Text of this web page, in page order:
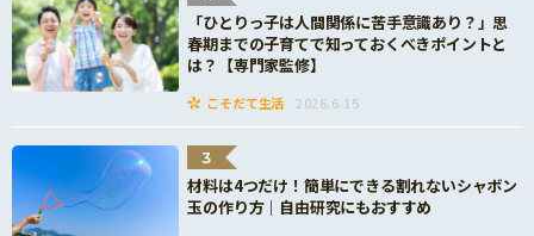
「ひとりっ子は人間関係に苦手意識あり？」思
春期までの子育てで知っておくべきポイントと
は？【専門家監修】
こそだて生活 2026.6.15
3
材料は4つだけ！簡単にできる割れないシャボン
玉の作り方｜自由研究にもおすすめ